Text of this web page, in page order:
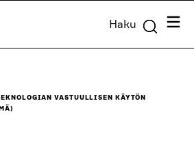
Haku
VASTUULLISEN KÄYTÖN